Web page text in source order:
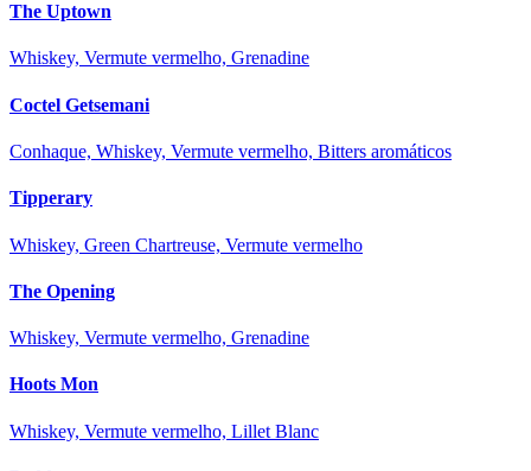
The Uptown
Whiskey, Vermute vermelho, Grenadine
Coctel Getsemani
Conhaque, Whiskey, Vermute vermelho, Bitters aromáticos
Tipperary
Whiskey, Green Chartreuse, Vermute vermelho
The Opening
Whiskey, Vermute vermelho, Grenadine
Hoots Mon
Whiskey, Vermute vermelho, Lillet Blanc